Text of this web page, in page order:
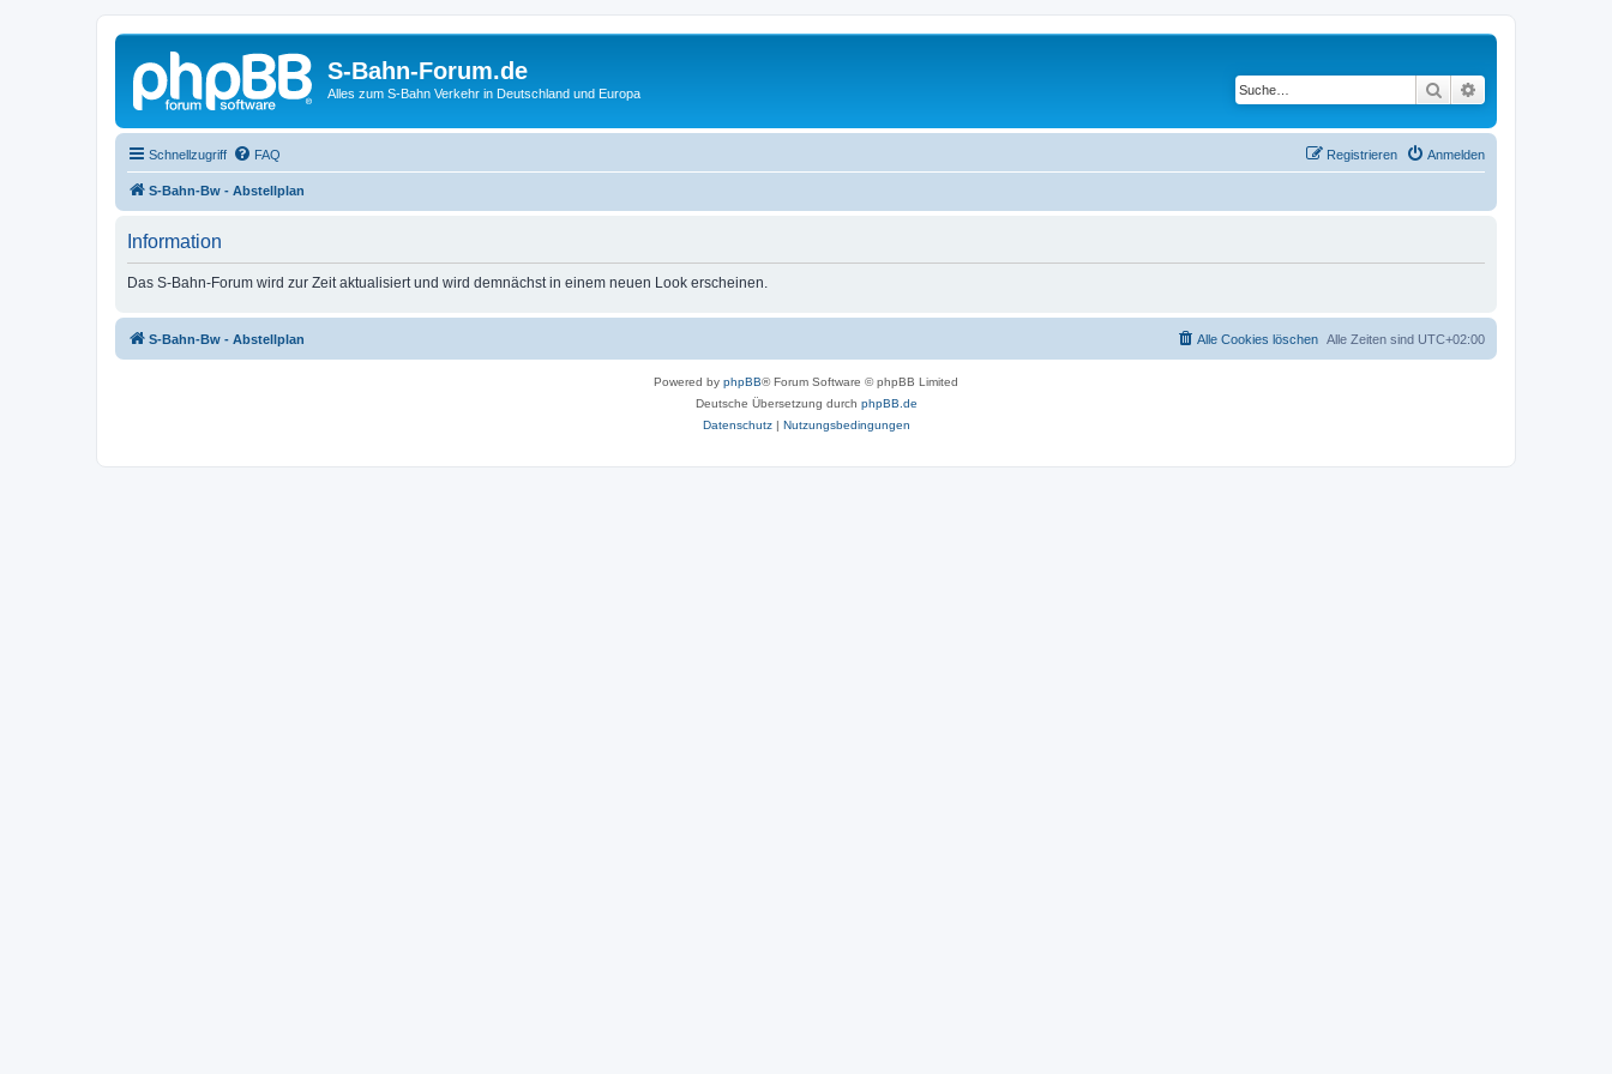
S-Bahn-Forum.de
Alles zum S-Bahn Verkehr in Deutschland und Europa Suche
Schnellzugriff FAQ Anmelden
Registrieren
S-Bahn-Bw - Abstellplan
Information
Das S-Bahn-Forum wird zur Zeit aktualisiert und wird demnächst in einem neuen Look erscheinen.
S-Bahn-Bw - Abstellplan Alle Zeiten sind UTC+02:00
Alle Cookies löschen
Powered by phpBB® Forum Software © phpBB Limited
Deutsche Übersetzung durch phpBB.de
Datenschutz| Nutzungsbedingungen